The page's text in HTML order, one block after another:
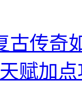
古传奇
赋加